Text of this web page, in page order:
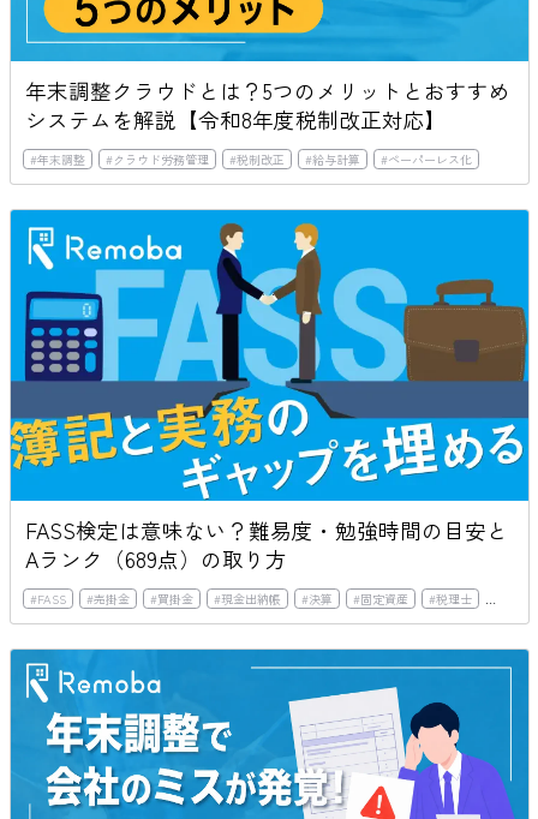
年末調整クラウドとは？5つのメリットとおすすめ
システムを解説【令和8年度税制改正対応】
#年末調整 #クラウド労務管理 #税制改正 #給与計算 #ペーパーレス化
FASS検定は意味ない？難易度・勉強時間の目安と
Aランク（689点）の取り方
#FASS #売掛金 #買掛金 #現金出納帳 #決算 #固定資産 #税理士 #